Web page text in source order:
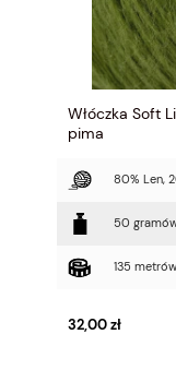
Włóczka Soft
pima
80% Len,
50
135 metrów
32,00 zł